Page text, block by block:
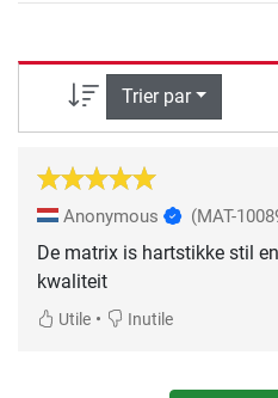
Trier par
Anonymous (MAT-
De matrix is hartstikke stil
kwaliteit
Utile • Inutile